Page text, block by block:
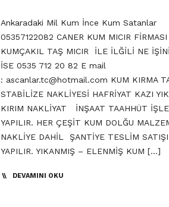
Ankaradaki Mil Kum İnce Kum Satanlar
05357122082 CANER KUM MICIR FİRMASI
KUMÇAKIL TAŞ MICIR İLE İLĞİLİ NE
İSE 0535 712 20 82 E mail
: ascanlar.tc@hotmail.com KUM KIRMA
STABİLİZE NAKLİYESİ HAFRİYAT KAZI
KIRIM NAKLİYAT İNŞAAT TAAHHÜT
YAPILIR. HER ÇEŞİT KUM DOLĞU
NAKLİYE DAHİL ŞANTİYE TESLİM SATIŞI
YAPILIR. YIKANMIŞ – ELENMİŞ KUM […]
DEVAMINI OKU